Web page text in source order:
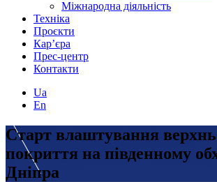
Міжнародна діяльність
Техніка
Проєкти
Кар’єра
Прес-центр
Контакти
Ua
En
Старт влаштування
покриття на південному
Дніпра